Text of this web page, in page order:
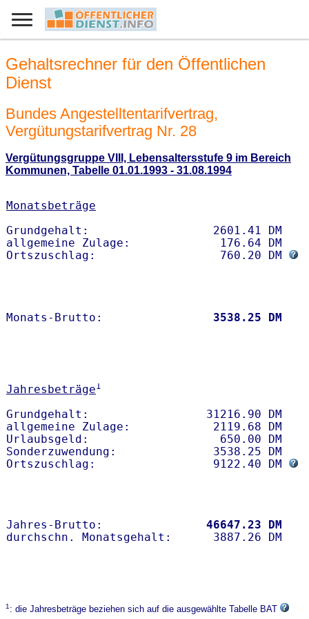
Gehaltsrechner für den Öffentlichen
Dienst
Bundes Angestelltentarifvertrag,
Vergütungstarifvertrag Nr. 28
Vergütungsgruppe VIII, Lebensaltersstufe 9 im Bereich
Kommunen, Tabelle 01.01.1993 - 31.08.1994
Monatsbeträge
Grundgehalt:                  2601.41 DM
allgemeine Zulage:             176.64 DM
Ortszuschlag:                  760.20 DM
Monats-Brutto: 3538.25 DM
Jahresbeträge1
Grundgehalt:                 31216.90 DM
allgemeine Zulage:            2119.68 DM
Urlaubsgeld:                   650.00 DM
Sonderzuwendung:              3538.25 DM
Ortszuschlag:                 9122.40 DM
Jahres-Brutto: 46647.23 DM
1: die Jahresbeträge beziehen sich auf die ausgewählte Tabelle BAT